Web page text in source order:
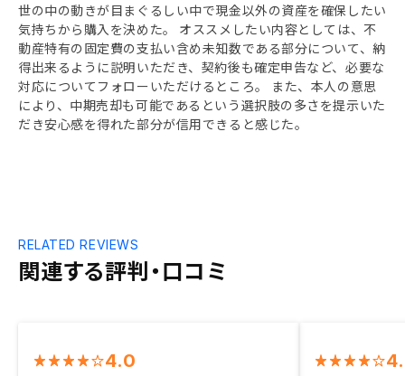
世の中の動きが目まぐるしい中で現金以外の資産を確保したい
気持ちから購入を決めた。 オススメしたい内容としては、不
動産特有の固定費の支払い含め未知数である部分について、納
得出来るように説明いただき、契約後も確定申告など、必要な
対応についてフォローいただけるところ。 また、本人の意思
により、中期売却も可能であるという選択肢の多さを提示いた
だき安心感を得れた部分が信用できると感じた。
関連する評判・口コミ
RELATED REVIEWS
4.0